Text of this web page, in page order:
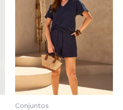
Conjuntos